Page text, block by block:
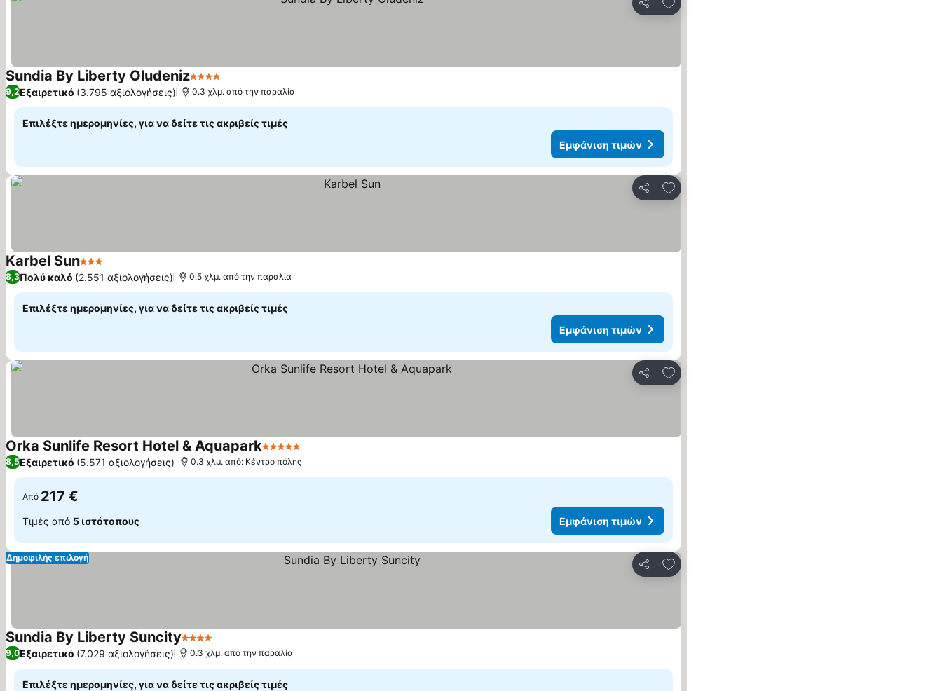
Κοινοποίηση
Sundia By Liberty Oludeniz4 Αστέρια
9,2Εξαιρετικό (3.795 αξιολογήσεις) 0.3 χλμ. από την παραλία
Επιλέξτε ημερομηνίες, για να δείτε τις ακριβείς τιμές
Εμφάνιση τιμών
Κοινοποίηση
Προσθήκη στα αγαπημένα
Karbel Sun3 Αστέρια
8,3Πολύ καλό (2.551 αξιολογήσεις) 0.5 χλμ. από την παραλία
Επιλέξτε ημερομηνίες, για να δείτε τις ακριβείς τιμές
Εμφάνιση τιμών
Κοινοποίηση
Προσθήκη στα αγαπημένα
Orka Sunlife Resort Hotel & Aquapark5 Αστέρια
8,5Εξαιρετικό (5.571 αξιολογήσεις) 0.3 χλμ. από: Κέντρο πόλης
Από 217 €
Τιμές από 5 ιστότοπους Εμφάνιση τιμών
Κοινοποίηση
Προσθήκη στα αγαπημένα
Δημοφιλής επιλογή
Sundia By Liberty Suncity4 Αστέρια
9,0Εξαιρετικό (7.029 αξιολογήσεις) 0.3 χλμ. από την παραλία
Επιλέξτε ημερομηνίες, για να δείτε τις ακριβείς τιμές